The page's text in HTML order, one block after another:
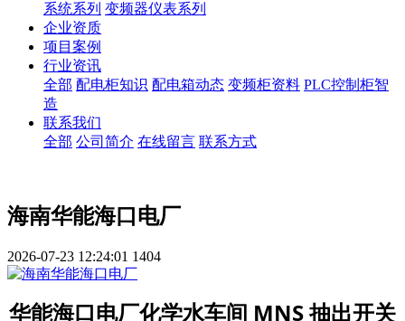
系统系列 变频器仪表系列
企业资质
项目案例
行业资讯
全部 配电柜知识 配电箱动态 变频柜资料 PLC控制柜智
造
联系我们
全部 公司简介 在线留言 联系方式
海南华能海口电厂
2026-07-23 12:24:01 1404
华能海口电厂化学水车间 MNS 抽出开关